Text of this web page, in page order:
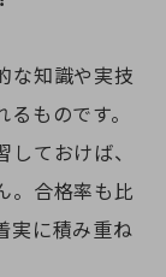
な知識や実技
ものです。
ておけば、
。合格率も比
実に積み重ね